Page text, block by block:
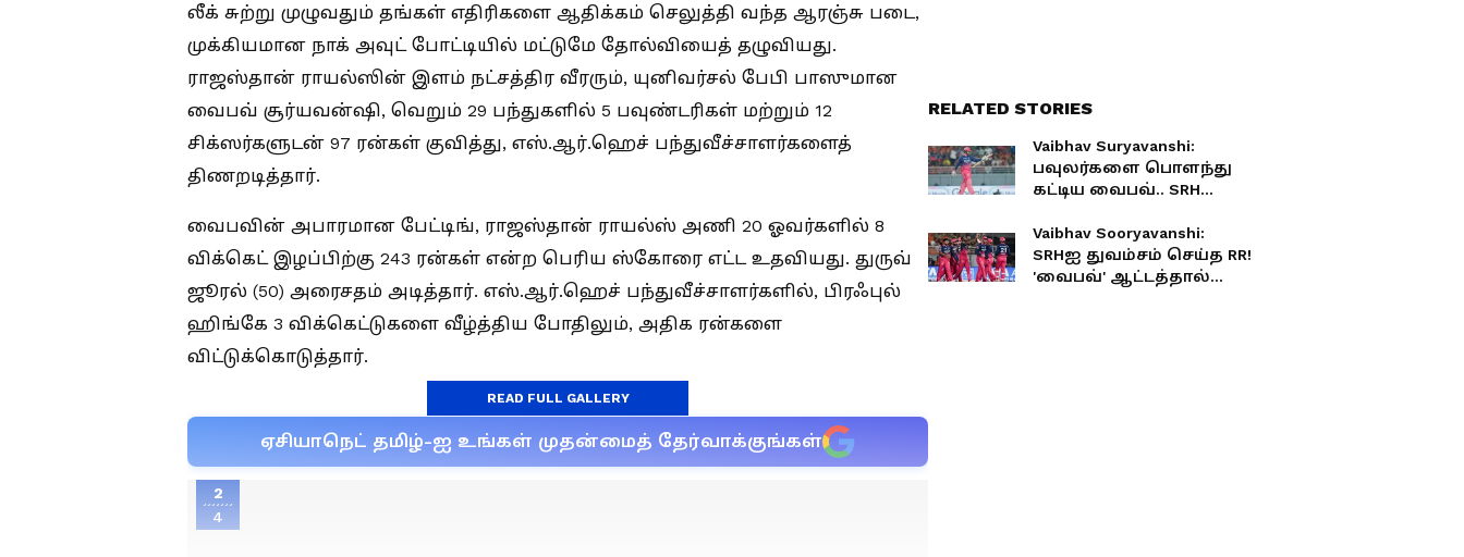
லீக் சுற்று முழுவதும் தங்கள் எதிரிகளை ஆதிக்கம் செலுத்தி வந்த ஆரஞ்சு படை,
முக்கியமான நாக் அவுட் போட்டியில் மட்டுமே தோல்வியைத் தழுவியது.
ராஜஸ்தான் ராயல்ஸின் இளம் நட்சத்திர வீரரும், யுனிவர்சல் பேபி பாஸுமான
வைபவ் சூர்யவன்ஷி, வெறும் 29 பந்துகளில் 5 பவுண்டரிகள் மற்றும் 12
சிக்ஸர்களுடன் 97 ரன்கள் குவித்து, எஸ்.ஆர்.ஹெச் பந்துவீச்சாளர்களைத்
திணறடித்தார்.
வைபவின் அபாரமான பேட்டிங், ராஜஸ்தான் ராயல்ஸ் அணி 20 ஓவர்களில் 8
விக்கெட் இழப்பிற்கு 243 ரன்கள் என்ற பெரிய ஸ்கோரை எட்ட உதவியது. துருவ்
ஜூரல் (50) அரைசதம் அடித்தார். எஸ்.ஆர்.ஹெச் பந்துவீச்சாளர்களில், பிரஃபுல்
ஹிங்கே 3 விக்கெட்டுகளை வீழ்த்திய போதிலும், அதிக ரன்களை
விட்டுக்கொடுத்தார்.
ஏசியாநெட் தமிழ்-ஐ உங்கள் முதன்மைத் தேர்வாக்குங்கள்
2
4
READ FULL GALLERY
RELATED STORIES
Vaibhav Suryavanshi:
பவுலர்களை பொளந்து
கட்டிய வைபவ்.. SRH
இலக்கு..!
Vaibhav Sooryavanshi:
SRHஐ துவம்சம் செய்த RR!
'வைபவ்' ஆட்டத்தால்